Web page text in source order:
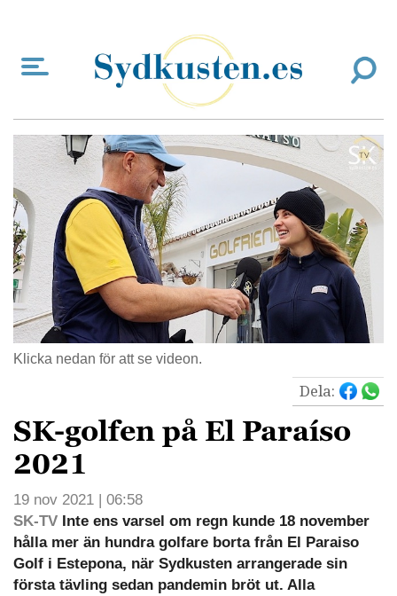
Klicka nedan för att se videon.
Dela:
SK-golfen på El Paraíso
2021
19 nov 2021 | 06:58
SK-TV Inte ens varsel om regn kunde 18 november
hålla mer än hundra golfare borta från El Paraiso
Golf i Estepona, när Sydkusten arrangerade sin
första tävling sedan pandemin bröt ut. Alla